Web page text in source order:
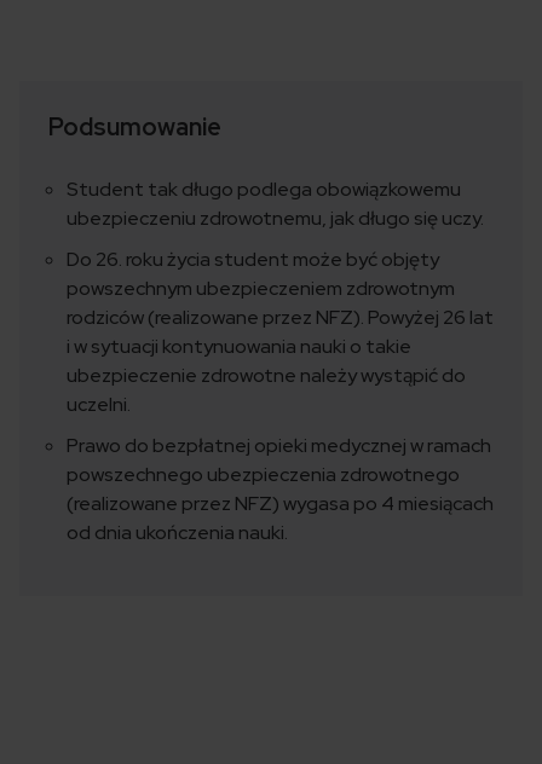
Podsumowanie
Student tak długo podlega obowiązkowemu
ubezpieczeniu zdrowotnemu, jak długo się uczy.
Do 26. roku życia student może być objęty
powszechnym ubezpieczeniem zdrowotnym
rodziców (realizowane przez NFZ). Powyżej 26 lat
i w sytuacji kontynuowania nauki o takie
ubezpieczenie zdrowotne należy wystąpić do
uczelni.
Prawo do bezpłatnej opieki medycznej w ramach
powszechnego ubezpieczenia zdrowotnego
(realizowane przez NFZ) wygasa po 4 miesiącach
od dnia ukończenia nauki.